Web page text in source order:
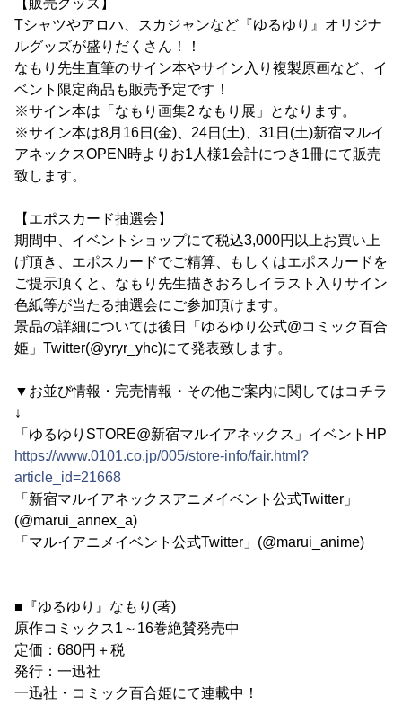
Tシャツやアロハ、スカジャンなど『ゆるゆり』オリジナ
ルグッズが盛りだくさん！！
なもり先生直筆のサイン本やサイン入り複製原画など、イ
ベント限定商品も販売予定です！
※サイン本は「なもり画集2 なもり展」となります。
※サイン本は8月16日(金)、24日(土)、31日(土)新宿マルイ
アネックスOPEN時よりお1人様1会計につき1冊にて販売
致します。
【エポスカード抽選会】
期間中、イベントショップにて税込3,000円以上お買い上
げ頂き、エポスカードでご精算、もしくはエポスカードを
ご提示頂くと、なもり先生描きおろしイラスト入りサイン
色紙等が当たる抽選会にご参加頂けます。
景品の詳細については後日「ゆるゆり公式@コミック百合
姫」Twitter(@yryr_yhc)にて発表致します。
▼お並び情報・完売情報・その他ご案内に関してはコチラ
↓
「ゆるゆりSTORE@新宿マルイアネックス」イベントHP
https://www.0101.co.jp/005/store-info/fair.html?
article_id=21668
「新宿マルイアネックスアニメイベント公式Twitter」
(@marui_annex_a)
「マルイアニメイベント公式Twitter」(@marui_anime)
■『ゆるゆり』なもり(著)
原作コミックス1～16巻絶賛発売中
定価：680円＋税
発行：一迅社
一迅社・コミック百合姫にて連載中！